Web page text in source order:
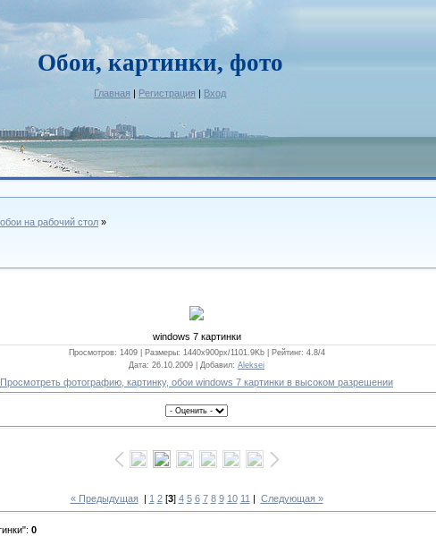
Обои, картинки, фото
Главная | Регистрация | Вход
на рабочий стол »
windows 7 картинки
Просмотров: 1409 | Размеры: 1440x900px/1101.9Kb | Рейтинг: 4.8/4
Дата: 26.10.2009 | Добавил: Aleksei
Просмотреть фотографию, картинку, обои windows 7 картинки в высоком разрешении
« Предыдущая| 1 2[3] 4 5 6 7 8 9 10 11 | Следующая »
: 0